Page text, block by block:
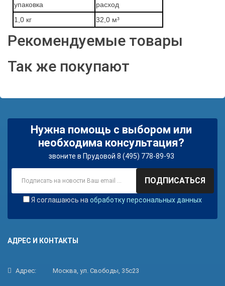
упаковка
расход
1,0 кг
32,0 м³
Рекомендуемые товары
Так же покупают
Нужна помощь с выбором или
необходима консультация?
звоните в Прудовой 8 (495) 778-89-93
ПОДПИСАТЬСЯ
Я соглашаюсь на обработку персональных данных
АДРЕС И КОНТАКТЫ
Адрес: Москва, ул. Свободы, 35с23